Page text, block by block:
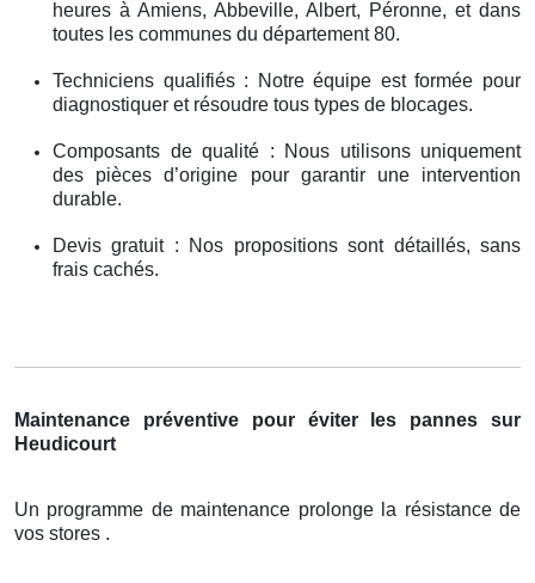
heures à Amiens, Abbeville, Albert, Péronne, et dans
toutes les communes du département 80.
Techniciens qualifiés : Notre équipe est formée pour
diagnostiquer et résoudre tous types de blocages.
Composants de qualité : Nous utilisons uniquement
des pièces d’origine pour garantir une intervention
durable.
Devis gratuit : Nos propositions sont détaillés, sans
frais cachés.
Maintenance préventive pour éviter les pannes sur
Heudicourt
Un programme de maintenance prolonge la résistance de
vos stores .